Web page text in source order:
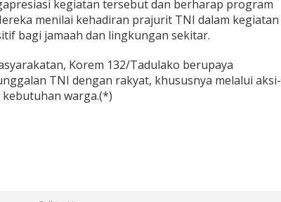
kegiatan tersebut dan berharap program
menilai kehadiran prajurit TNI dalam kegiatan
bagi jamaah dan lingkungan sekitar.
Korem 132/Tadulako berupaya
TNI dengan rakyat, khususnya melalui aksi-
warga.(*)